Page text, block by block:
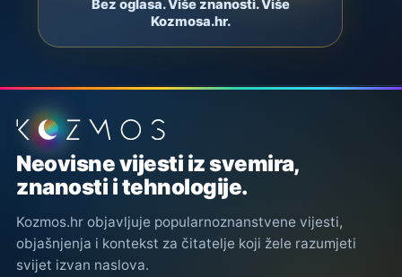
Bez oglasa. Više znanosti. Više
Kozmosa.hr.
Podnožje stranice
Neovisne vijesti iz svemira,
znanosti i tehnologije.
Kozmos.hr objavljuje popularnoznanstvene vijesti,
objašnjenja i kontekst za čitatelje koji žele razumjeti
svijet izvan naslova.